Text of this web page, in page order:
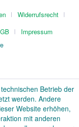
Widerrufsrecht
Impressum
Betrieb der
werden. Andere
Website erhöhen,
mit anderen